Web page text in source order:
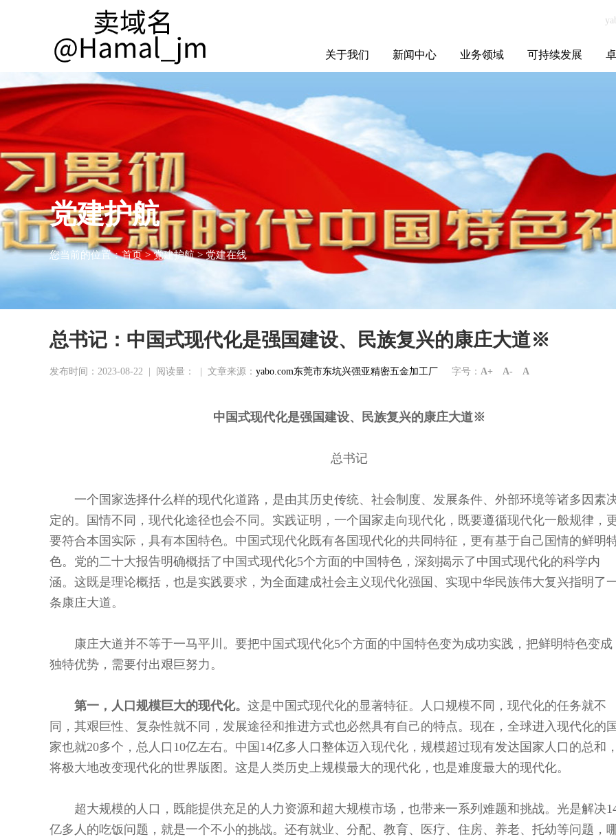
关于我们 新闻中心
东坑兴强亚精密
五金加工厂新闻
业务领域 可持续发展
党建护航
您当前的位置：首页>党建护航>党建在线
总书记：中国式现代化是强国建设、民族复兴的康庄大道※
发布时间：2023-08-22 阅读量： 文章来源： yabo.com东莞市东坑兴强亚精密五金加工厂 字号： A+ A- A
中国式现代化是强国建设、民族复兴的康庄大道※
总书记
一个国家选择什么样的现代化道路，是由其历史传统、社会制度、发展条件、外部环境等诸多因素
定的。国情不同，现代化途径也会不同。实践证明，一个国家走向现代化，既要遵循现代化一般规律，
要符合本国实际，具有本国特色。中国式现代化既有各国现代化的共同特征，更有基于自己国情的鲜明
色。党的二十大报告明确概括了中国式现代化5个方面的中国特色，深刻揭示了中国式现代化的科学内
涵。这既是理论概括，也是实践要求，为全面建成社会主义现代化强国、实现中华民族伟大复兴指明了
条康庄大道。
康庄大道并不等于一马平川。要把中国式现代化5个方面的中国特色变为成功实践，把鲜明特色变成
独特优势，需要付出艰巨努力。
第一，人口规模巨大的现代化。 这是中国式现代化的显著特征。人口规模不同，现代化的任务就不
同，其艰巨性、复杂性就不同，发展途径和推进方式也必然具有自己的特点。现在，全球进入现代化的国
家也就20多个，总人口10亿左右。中国14亿多人口整体迈入现代化，规模超过现有发达国家人口的总和，
将极大地改变现代化的世界版图。这是人类历史上规模最大的现代化，也是难度最大的现代化。
超大规模的人口，既能提供充足的人力资源和超大规模市场，也带来一系列难题和挑战。光是解决
亿多人的吃饭问题，就是一个不小的挑战。还有就业、分配、教育、医疗、住房、养老、托幼等问题，